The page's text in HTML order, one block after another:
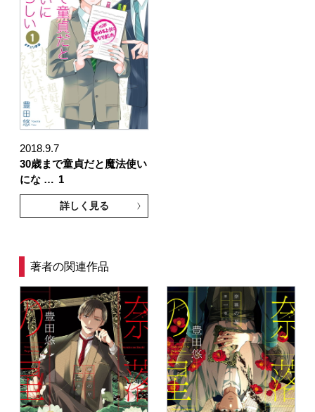
2018.9.7
30歳まで童貞だと魔法使い
にな … 1
詳しく見る
著者の関連作品